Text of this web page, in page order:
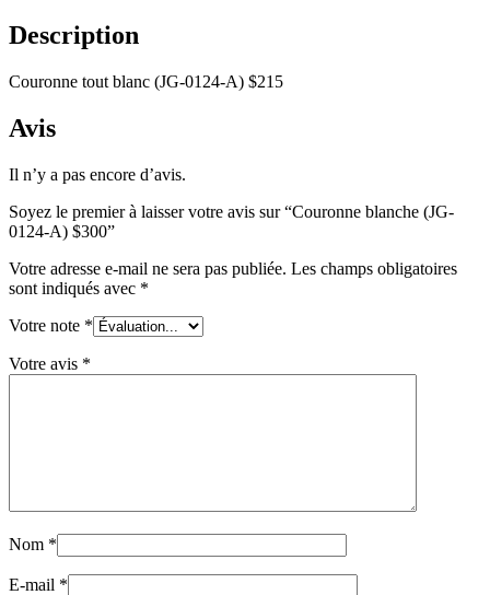
$300
Description
Couronne tout blanc (JG-0124-A) $215
Avis
Il n’y a pas encore d’avis.
Soyez le premier à laisser votre avis sur “Couronne blanche (JG-
0124-A) $300”
Votre adresse e-mail ne sera pas publiée. Les champs obligatoires
sont indiqués avec *
Votre note *
Votre avis *
Nom *
E-mail *